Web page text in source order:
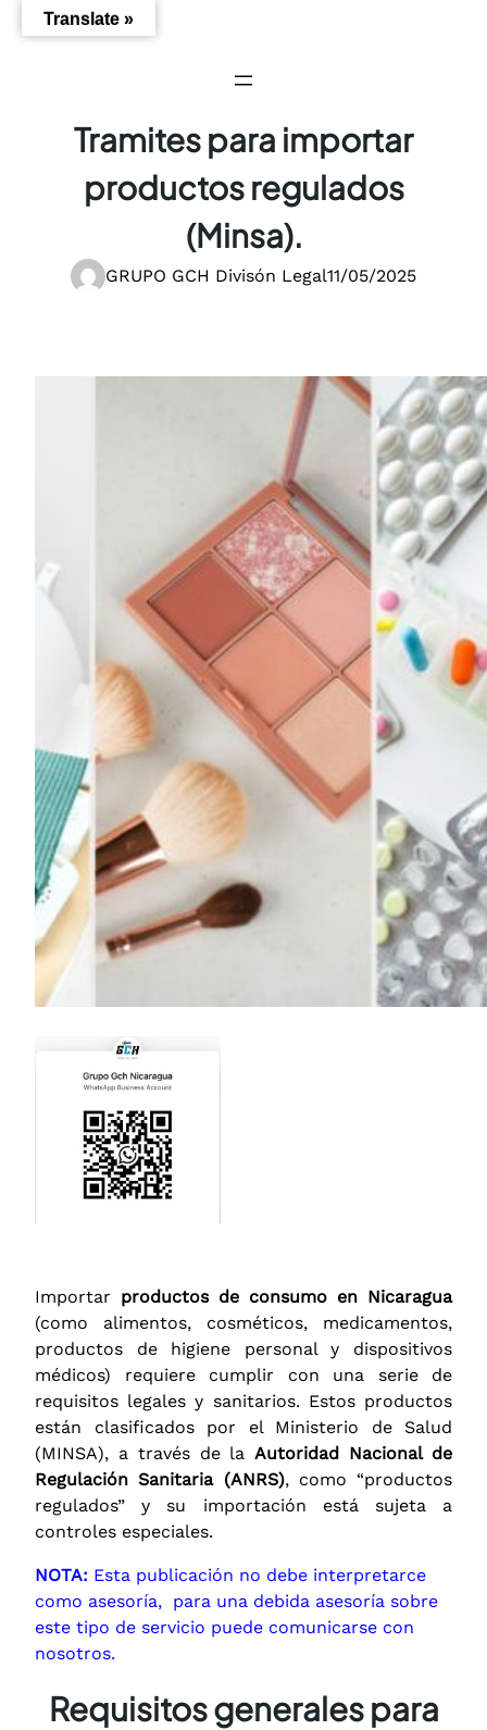
Saltar
Tramites para importar
productos regulados
(Minsa).
GRUPO GCH Divisón Legal11/05/2025
Importar productos de consumo en Nicaragua
(como alimentos, cosméticos, medicamentos,
productos de higiene personal y dispositivos
médicos) requiere cumplir con una serie de
requisitos legales y sanitarios. Estos productos
están clasificados por el Ministerio de Salud
(MINSA), a través de laAutoridad Nacional de
Regulación Sanitaria (ANRS), como “productos
regulados” y su importación está sujeta a
controles especiales.
NOTA: Esta publicación no debe interpretarce
como asesoría, para una debida asesoría sobre
este tipo de servicio puede comunicarse con
nosotros.
Requisitos generales para
Translate »